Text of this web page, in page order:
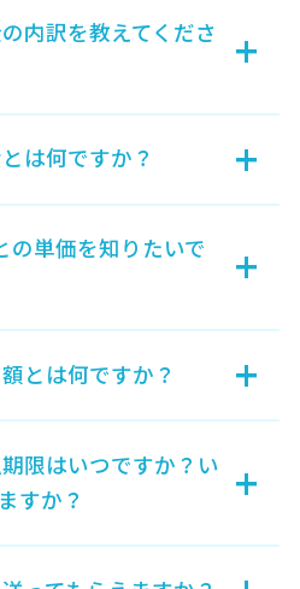
内訳を教えてくださ
+
は何ですか？ +
の単価を知りたいで
+
とは何ですか？ +
限はいつですか？い
すか？
+